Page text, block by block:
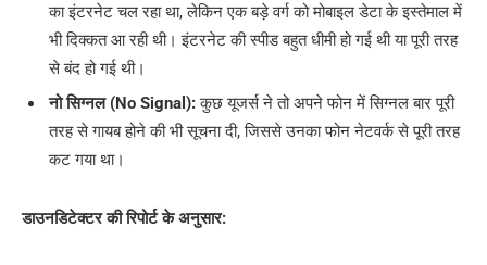
का इंटरनेट चल रहा था, लेकिन एक बड़े वर्ग को मोबाइल डेटा के इस्तेमाल में
भी दिक्कत आ रही थी। इंटरनेट की स्पीड बहुत धीमी हो गई थी या पूरी तरह
से बंद हो गई थी।
नो सिग्नल (No Signal):कुछ यूजर्स ने तो अपने फोन में सिग्नल बार पूरी
तरह से गायब होने की भी सूचना दी, जिससे उनका फोन नेटवर्क से पूरी तरह
कट गया था।
डाउनडिटेक्टर की रिपोर्ट के अनुसार: